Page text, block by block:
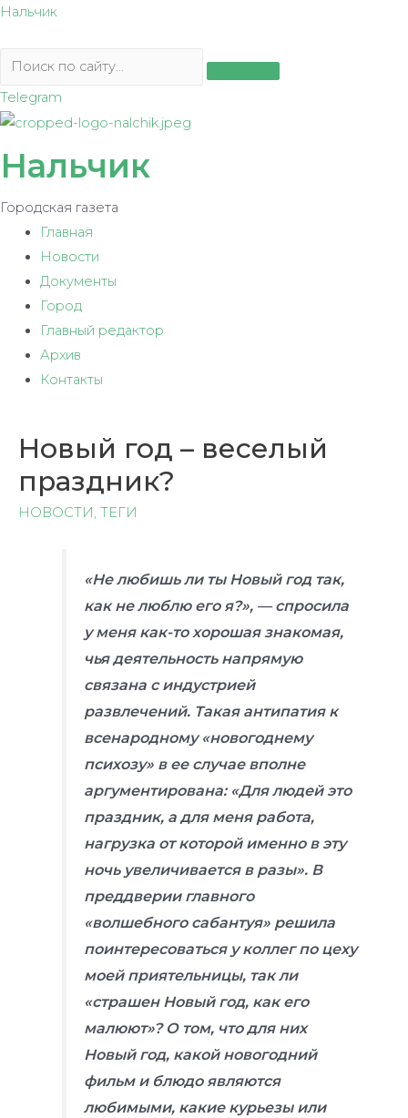
Перейти
содержимому
Нальчик
Telegram
Нальчик
Городская газета
Главная
Новости
Документы
Город
Главный редактор
Архив
Контакты
Новый год – веселый
праздник?
НОВОСТИ, ТЕГИ
«Не любишь ли ты Новый год так,
как не люблю его я?», — спросила
у меня как-то хорошая знакомая,
чья деятельность напрямую
связана с индустрией
развлечений. Такая антипатия к
всенародному «новогоднему
психозу» в ее случае вполне
аргументирована: «Для людей это
праздник, а для меня работа,
нагрузка от которой именно в эту
ночь увеличивается в разы». В
преддверии главного
«волшебного сабантуя» решила
поинтересоваться у коллег по цеху
моей приятельницы, так ли
«страшен Новый год, как его
малюют»? О том, что для них
Новый год, какой новогодний
фильм и блюдо являются
любимыми, какие курьезы или